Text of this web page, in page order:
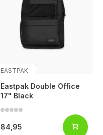
EASTPAK
Eastpak Double Office
17" Black
84,95